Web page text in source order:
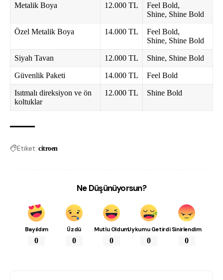
Metalik Boya 12.000 TL
Feel Bold,
Shine, Shine Bold
Özel Metalik Boya 14.000 TL
Feel Bold,
Shine, Shine Bold
Siyah Tavan 12.000 TL Shine, Shine Bold
Güvenlik Paketi 14.000 TL Feel Bold
Isıtmalı direksiyon ve ön
koltuklar
12.000 TL Shine Bold
Etiket: citroen
Ne Düşünüyorsun?
Bayıldım
0
Üzdü
0
Mutlu Oldum
0
Uykumu Getirdi
0
Sinirlendim
0